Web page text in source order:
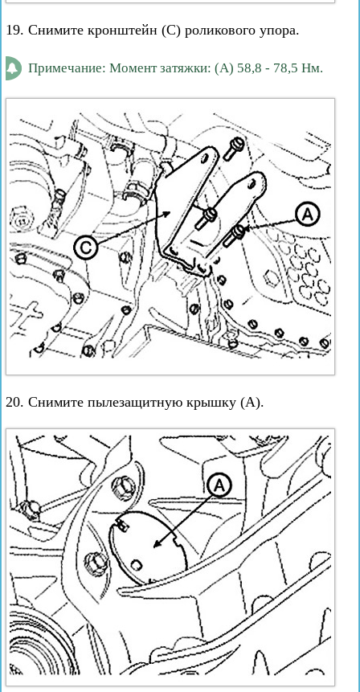
19. Снимите кронштейн (С) роликового упора.
Примечание: Момент затяжки: (А) 58,8 - 78,5 Нм.
20. Снимите пылезащитную крышку (А).